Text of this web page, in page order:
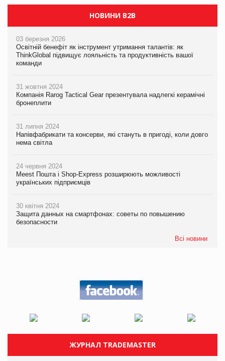
НОВИНИ B2B
03 березня 2026
Освітній бенефіт як інструмент утримання талантів: як
ThinkGlobal підвищує лояльність та продуктивність вашої
команди
31 жовтня 2024
Компанія Rarog Tactical Gear презентувала надлегкі керамічні
бронеплити
31 липня 2024
Напівфабрикати та консерви, які стануть в пригоді, коли довго
нема світла
24 червня 2024
Meest Пошта і Shop-Express розширюють можливості
українських підприємців
30 квітня 2024
Защита данных на смартфонах: советы по повышению
безопасности
Всі новини
ЖУРНАЛ TRADEMASTER